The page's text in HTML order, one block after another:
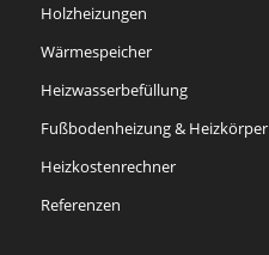
Holzheizungen
Wärmespeicher
Heizwasserbefüllung
Fußbodenheizung & Heizkörper
Heizkostenrechner
Referenzen